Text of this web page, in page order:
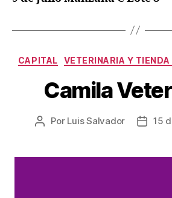
CAPITAL VETERINARIA Y
Camila
Por Luis Salvador 15